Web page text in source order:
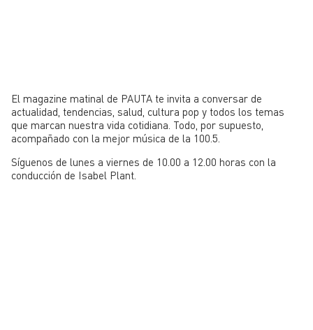
El magazine matinal de PAUTA te invita a conversar de
actualidad, tendencias, salud, cultura pop y todos los temas
que marcan nuestra vida cotidiana. Todo, por supuesto,
acompañado con la mejor música de la 100.5.
Síguenos de lunes a viernes de 10.00 a 12.00 horas con la
conducción de Isabel Plant.